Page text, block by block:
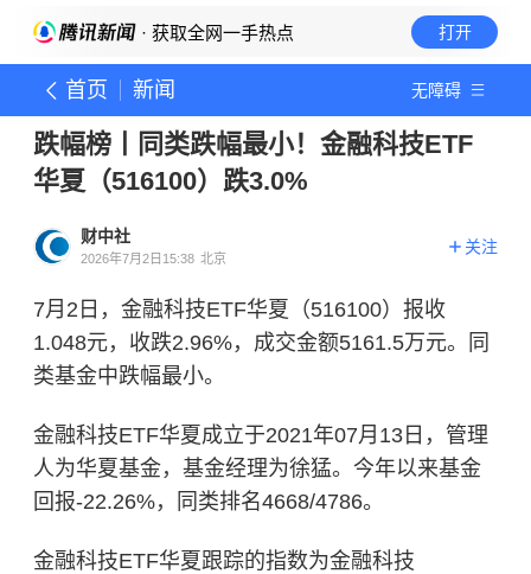
· 获取全网一手热点 打开
首页 新闻 无障碍
跌幅榜丨同类跌幅最小！金融科技ETF
华夏（516100）跌3.0%
财中社
2026年7月2日15:38 北京
关注
7月2日，金融科技ETF华夏（516100）报收
1.048元，收跌2.96%，成交金额5161.5万元。同
类基金中跌幅最小。
金融科技ETF华夏成立于2021年07月13日，管理
人为华夏基金，基金经理为徐猛。今年以来基金
回报-22.26%，同类排名4668/4786。
金融科技ETF华夏跟踪的指数为金融科技